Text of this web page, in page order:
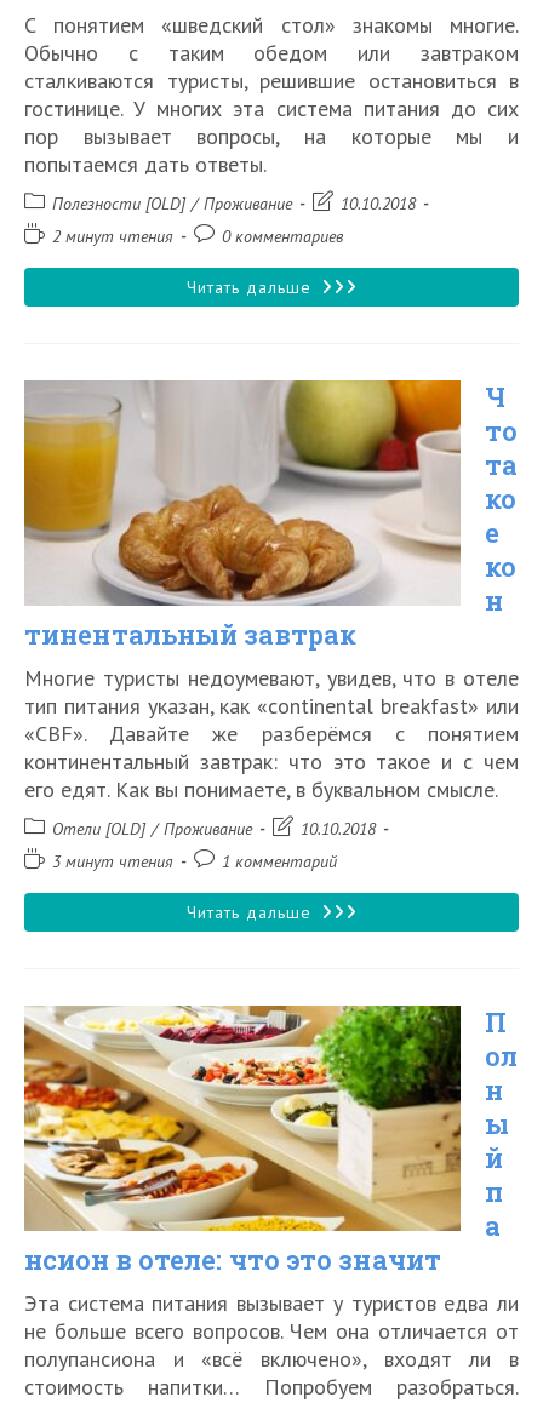
С понятием «шведский стол» знакомы многие.
Обычно с таким обедом или завтраком
сталкиваются туристы, решившие остановиться в
гостинице. У многих эта система питания до сих
пор вызывает вопросы, на которые мы и
попытаемся дать ответы.
Рубрика
записи:
Полезности [OLD] / Проживание
Запись10.10.2018
Время2 минут чтения
Комментарии
записи:
0 комментариев
Читать дальше Что
шведском
столе
Ч
то
та
ко
е
ко
н
тинентальный завтрак
Многие туристы недоумевают, увидев, что в отеле
тип питания указан, как «continental breakfast» или
«CBF». Давайте же разберёмся с понятием
континентальный завтрак: что это такое и с чем
его едят. Как вы понимаете, в буквальном смысле.
Рубрика
записи:
Отели [OLD] / Проживание
Запись
изменена:
10.10.2018
Время3 минут чтения
Комментарии
записи:
1 комментарий
Читать дальше Что
завтрак
П
ол
н
ы
й
п
а
нсион в отеле: что это значит
Эта система питания вызывает у туристов едва ли
не больше всего вопросов. Чем она отличается от
полупансиона и «всё включено», входят ли в
стоимость напитки… Попробуем разобраться.